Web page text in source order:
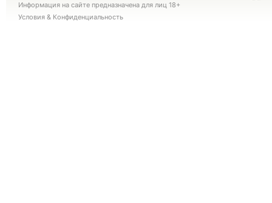
Информация на сайте предназначена для лиц 18+
Условия & Конфиденциальность